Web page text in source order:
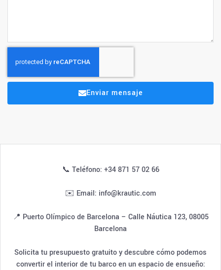
Enviar mensaje
📞 Teléfono: +34 871 57 02 66
✉️ Email: info@krautic.com
📍 Puerto Olímpico de Barcelona – Calle Náutica 123, 08005
Barcelona
Solicita tu presupuesto gratuito y descubre cómo podemos
convertir el interior de tu barco en un espacio de ensueño: